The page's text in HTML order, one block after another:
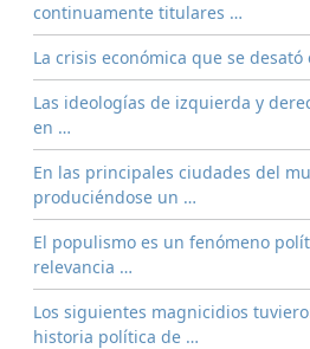
continuamente titulares …
La crisis económica que se
Las ideologías de izquierda y
en …
En las principales ciudades del
produciéndose un …
El populismo es un fenómeno
relevancia …
Los siguientes magnicidios
historia política de …